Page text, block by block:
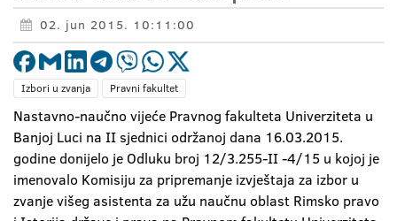
02. jun 2015. 10:11:00
Izbori u zvanja Pravni fakultet
Nastavno-naučno vijeće Pravnog fakulteta Univerziteta u
Banjoj Luci na II sjednici održanoj dana 16.03.2015.
godine donijelo je Odluku broj 12/3.255-II -4/15 u kojoj je
imenovalo Komisiju za pripremanje izvještaja za izbor u
zvanje višeg asistenta za užu naučnu oblast Rimsko pravo